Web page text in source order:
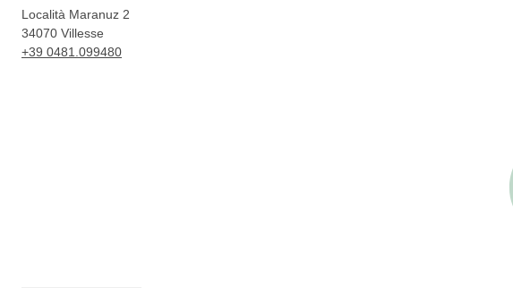
Località Maranuz 2
34070 Villesse
+39 0481.099480